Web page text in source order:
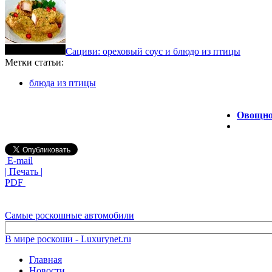
Сациви: ореховый соус и блюдо из птицы
Метки статьи:
блюда из птицы
E-mail
| Печать |
PDF
Самые роскошные автомобили
В мире роскоши - Luxurynet.ru
Главная